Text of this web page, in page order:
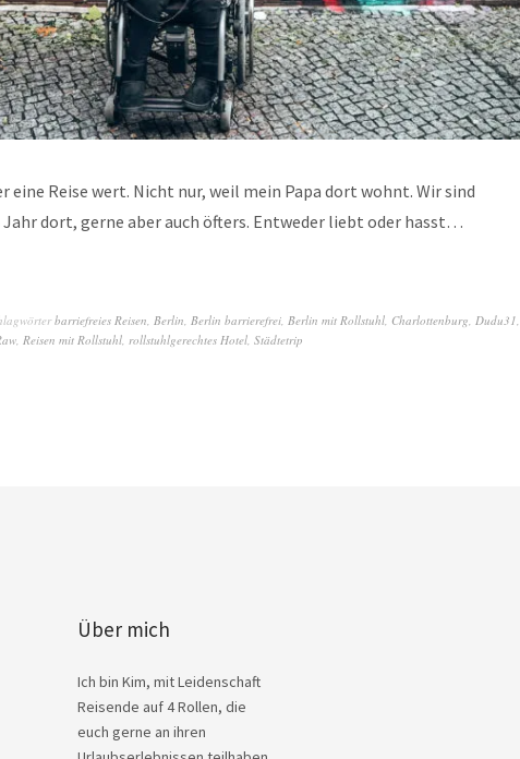
eine Reise wert. Nicht nur, weil mein Papa dort wohnt. Wir sind
dort, gerne aber auch öfters. Entweder liebt oder hasst…
barriefreies Reisen, Berlin, Berlin barrierefrei, Berlin mit Rollstuhl, Charlottenburg, Dudu31,
, Reisen mit Rollstuhl, rollstuhlgerechtes Hotel, Städtetrip
Über mich
Ich bin Kim, mit Leidenschaft
Reisende auf 4 Rollen, die
euch gerne an ihren